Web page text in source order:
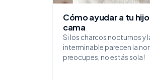
Cómo ayudar a tu
cama
Si los charcos nocturnos y
interminable parecen la
preocupes, no estás sola!